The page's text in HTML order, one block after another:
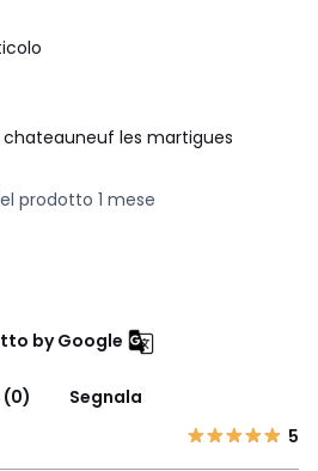
chateauneuf les martigues
prodotto 1 mese
by Google
(0)
Segnala
5